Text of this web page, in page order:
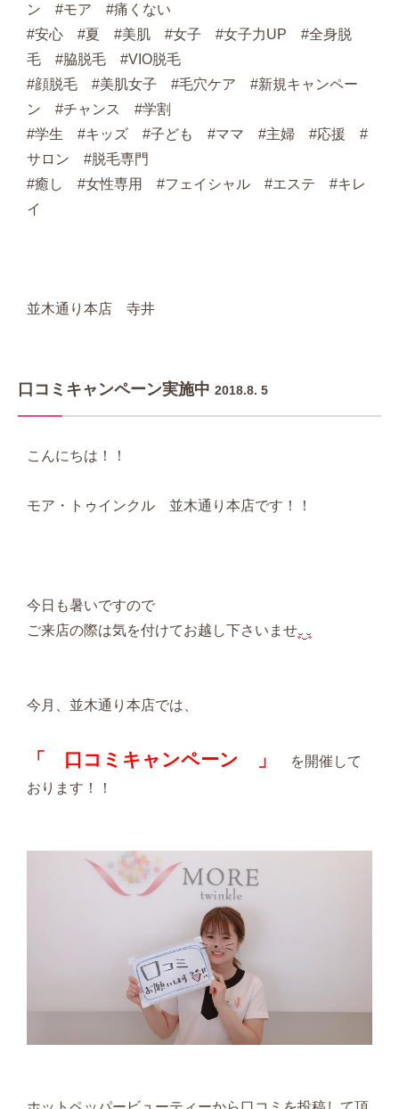
ン #モア #痛くない
#安心 #夏 #美肌 #女子 #女子力UP #全身脱
毛 #脇脱毛 #VIO脱毛
#顔脱毛 #美肌女子 #毛穴ケア #新規キャンペー
ン #チャンス #学割
#学生 #キッズ #子ども #ママ #主婦 #応援 #
サロン #脱毛専門
#癒し #女性専用 #フェイシャル #エステ #キレ
イ
並木通り本店 寺井
口コミキャンペーン実施中 2018.8. 5
こんにちは！！
モア・トゥインクル 並木通り本店です！！
今日も暑いですので
ご来店の際は気を付けてお越し下さいませ
今月、並木通り本店では、
「 口コミキャンペーン 」
を開催して
おります！！